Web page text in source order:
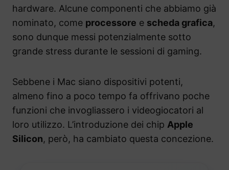
hardware. Alcune componenti che abbiamo già
nominato, come processore e scheda grafica,
sono dunque messi potenzialmente sotto
grande stress durante le sessioni di gaming.
Sebbene i Mac siano dispositivi potenti,
almeno fino a poco tempo fa offrivano poche
funzioni che invogliassero i videogiocatori al
loro utilizzo. L’introduzione dei chip Apple
Silicon, però, ha cambiato questa concezione.